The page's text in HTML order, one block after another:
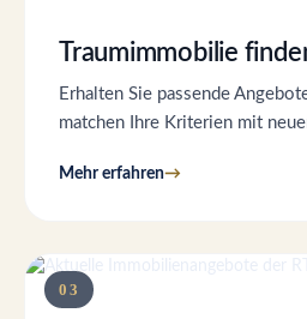
Traumimmobilie
Erhalten Sie passende
matchen Ihre Kriterien mit
Mehr erfahren
03